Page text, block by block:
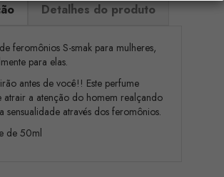
Detalhes do produto
feromônios S-smak para mulheres,
para elas.
antes de você!! Este perfume
atrair a atenção do homem realçando
sensualidade através dos feromônios.
de 50ml